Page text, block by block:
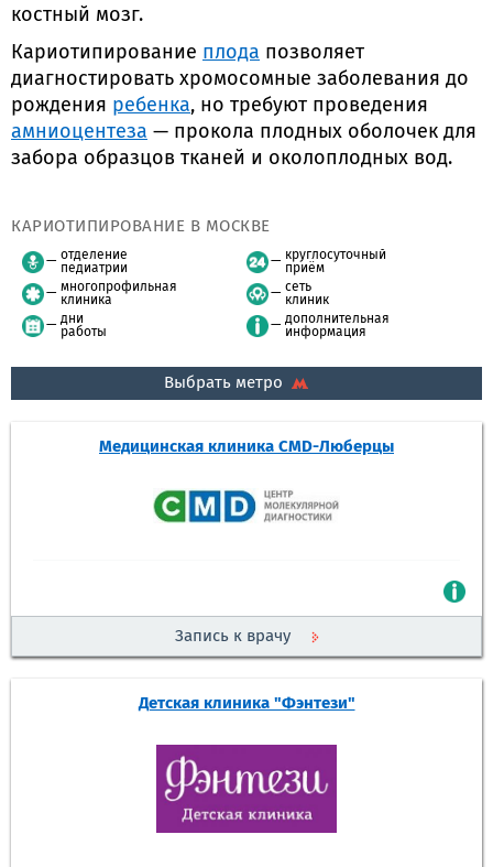
костный мозг.
Кариотипирование плода позволяет
диагностировать хромосомные заболевания до
рождения ребенка, но требуют проведения
амниоцентеза — прокола плодных оболочек для
забора образцов тканей и околоплодных вод.
КАРИОТИПИРОВАНИЕ В МОСКВЕ
отделение
педиатрии
многопрофильная
клиника
дни
работы
круглосуточный
приём
сеть
клиник
дополнительная
информация
Выбрать метро
Медицинская клиника CMD-Люберцы
Запись к врачу
Детская клиника "Фэнтези"